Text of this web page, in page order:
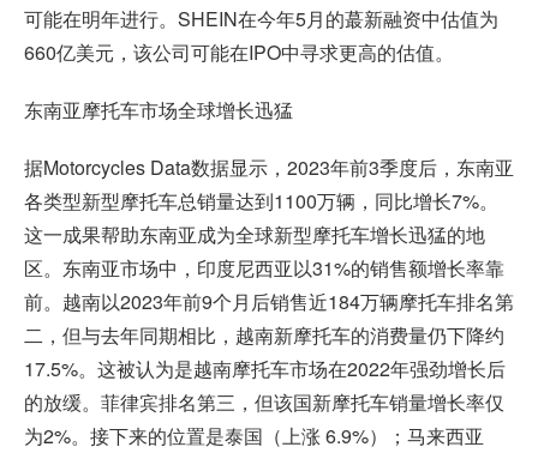
可能在明年进行。SHEIN在今年5月的蕞新融资中估值为
660亿美元，该公司可能在IPO中寻求更高的估值。
东南亚摩托车市场全球增长迅猛
据Motorcycles Data数据显示，2023年前3季度后，东南亚
各类型新型摩托车总销量达到1100万辆，同比增长7%。
这一成果帮助东南亚成为全球新型摩托车增长迅猛的地
区。东南亚市场中，印度尼西亚以31%的销售额增长率靠
前。越南以2023年前9个月后销售近184万辆摩托车排名第
二，但与去年同期相比，越南新摩托车的消费量仍下降约
17.5%。这被认为是越南摩托车市场在2022年强劲增长后
的放缓。菲律宾排名第三，但该国新摩托车销量增长率仅
为2%。接下来的位置是泰国（上涨 6.9%）；马来西亚